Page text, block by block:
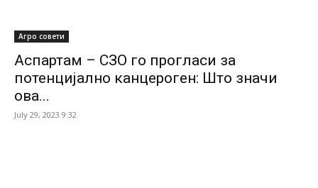
Агро совети
Аспартам – СЗО го прогласи за
потенцијално канцероген: Што значи
ова...
July 29, 2023 9:32